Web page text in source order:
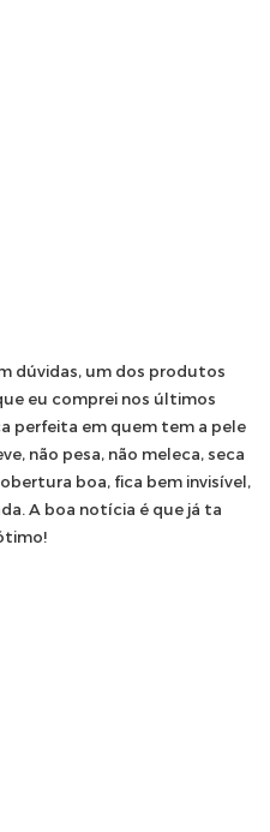
dúvidas, um dos produtos
eu comprei nos últimos
perfeita em quem tem a pele
não pesa, não meleca, seca
boa, fica bem invisível,
A boa notícia é que já ta